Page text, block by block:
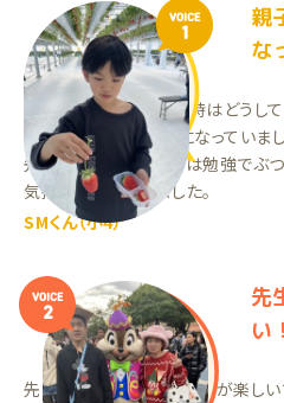
VOICE
1
親
な
母が勉強を教えていた時はどうし
てしまったりして喧嘩になっていまし
先生にお願いしてからは勉強でぶ
気持ちが楽になりました。
SMくん（小4）
VOICE
2
先
い！
先生がいい人なので、勉強が楽しい